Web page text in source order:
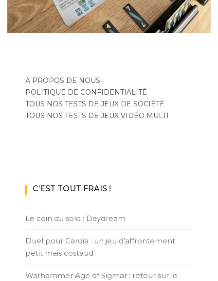
A PROPOS DE NOUS
POLITIQUE DE CONFIDENTIALITÉ
TOUS NOS TESTS DE JEUX DE SOCIÉTÉ
TOUS NOS TESTS DE JEUX VIDÉO MULTI
C’EST TOUT FRAIS !
Le coin du solo : Daydream
Duel pour Cardia : un jeu d’affrontement
petit mais costaud
Warhammer Age of Sigmar : retour sur le